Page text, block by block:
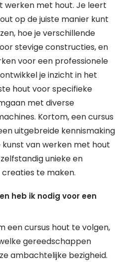
werken met hout. Je leert
op de juiste manier kunt
hoe je verschillende
stevige constructies, en
voor een professionele
je inzicht in het
hout voor specifieke
met diverse
Kortom, een cursus
uitgebreide kennismaking
van werken met hout
unieke en
te maken.
heb ik nodig voor een
een cursus hout te volgen,
gereedschappen
ambachtelijke bezigheid.